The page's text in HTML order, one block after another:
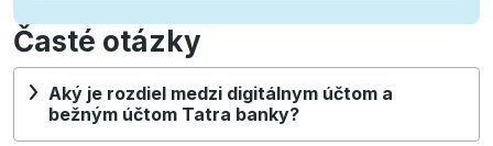
Časté otázky
Aký je rozdiel medzi digitálnym účtom a
bežným účtom Tatra banky?